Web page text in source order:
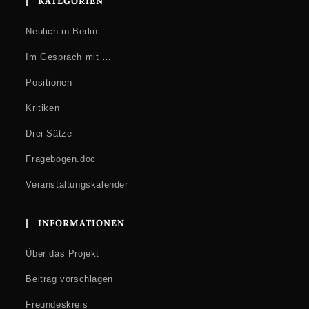
In Rahmen des Workshops werden die Teilnehmenden durch
Gemeinsamkeiten zu finden. Dabei sollen sich Spannungen
Zugehörigkeiten und Nichtzugehörigkeiten und ihre
dass sich gegenseitiges Verständnis auch durch geteilten Humor
spielerischer Raum, in dem ernste Themen wie Religion, Glauben,
eine Art sicheren Raum formt, in dem alle ihre Stimmen und
können.
Am ersten Workshoptag wird Migration mit Zeichnungen, Text
und Film thematisiert. Am zweiten Tag kommen Instrumente zum
erproben. Das Ergebnis des Workshops wird öffentlich in der
großen Runde live als Jam Session präsentiert.
15–17h
Könnte manchmal der Weg wichtiger sein als das Ziel?
Lesegruppe imRuhebereich
Júlia Ayerbe
Auf Englisch
Neulich in Berlin
Im Gespräch mit …
Positionen
Kritiken
Drei Sätze
Fragebogen.doc
Veranstaltungskalender
INFORMATIONEN
Über das Projekt
Beitrag vorschlagen
Freundeskreis